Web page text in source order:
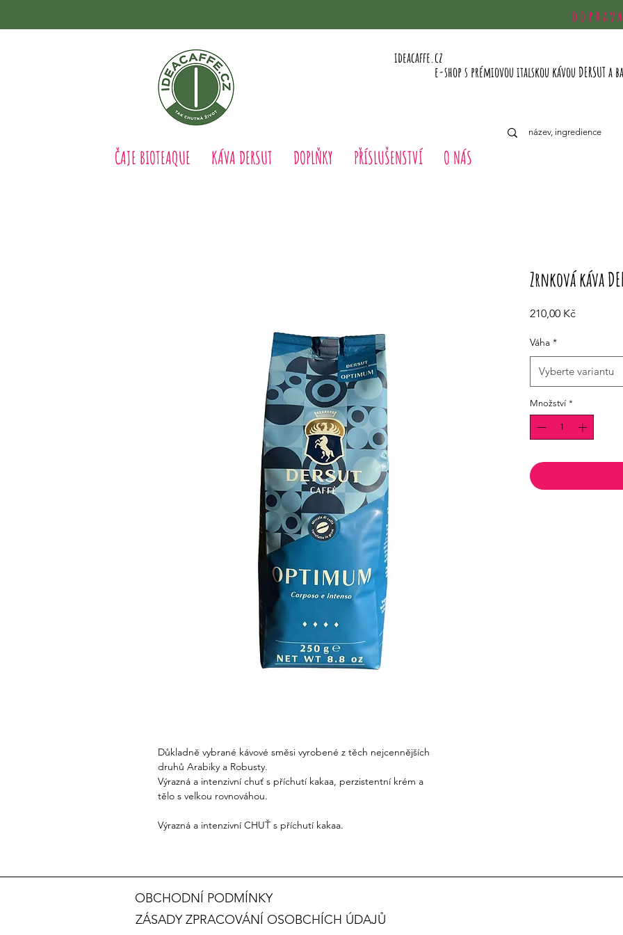
e-shop s prémiovou italskou kávou DERSUT a
ideacaffe.cz
ČAJE BIOTEAQUE KÁVA DERSUT DOPLŇKY PŘÍSLUŠENSTVÍ O NÁS
Důkladně vybrané kávové směsi vyrobené z těch nejcennějších
druhů Arabiky a Robusty.
Výrazná a intenzivní chuť s příchutí kakaa, perzistentní krém a
tělo s velkou rovnováhou.
Výrazná a intenzivní CHUŤ s příchutí kakaa.
Zrnková káva
210,00 KčCena
Váha *
Vyberte variantu
Množství *
OBCHODNÍ PODMÍNKY
ZÁSADY ZPRACOVÁNÍ OSOBCHÍCH ÚDAJŮ